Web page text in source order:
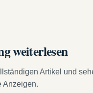
weiterlesen
Artikel und
Anzeigen.